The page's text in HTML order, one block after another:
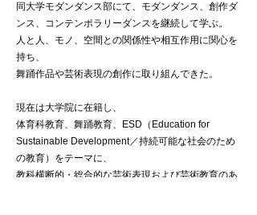
同大学モダンダンス部にて、モダンダンス、創作ダ
ンス、コンテンポラリーダンスを継続して学ぶ。
人と人、モノ、空間との関係性や相互作用に関心を
持ち、
舞踊作品や芸術表現の創作に取り組んできた。
現在は大学院に在籍し、
体育科教育、舞踊教育、ESD（Education for
Sustainable Development／持続可能な社会のため
の教育）をテーマに、
教科横断的・総合的な芸術表現および芸術教育のあ